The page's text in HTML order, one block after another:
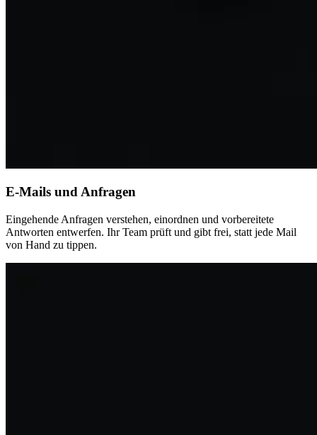
E-Mails und Anfragen
Eingehende Anfragen verstehen, einordnen und vorbereitete
Antworten entwerfen. Ihr Team prüft und gibt frei, statt jede Mail
von Hand zu tippen.